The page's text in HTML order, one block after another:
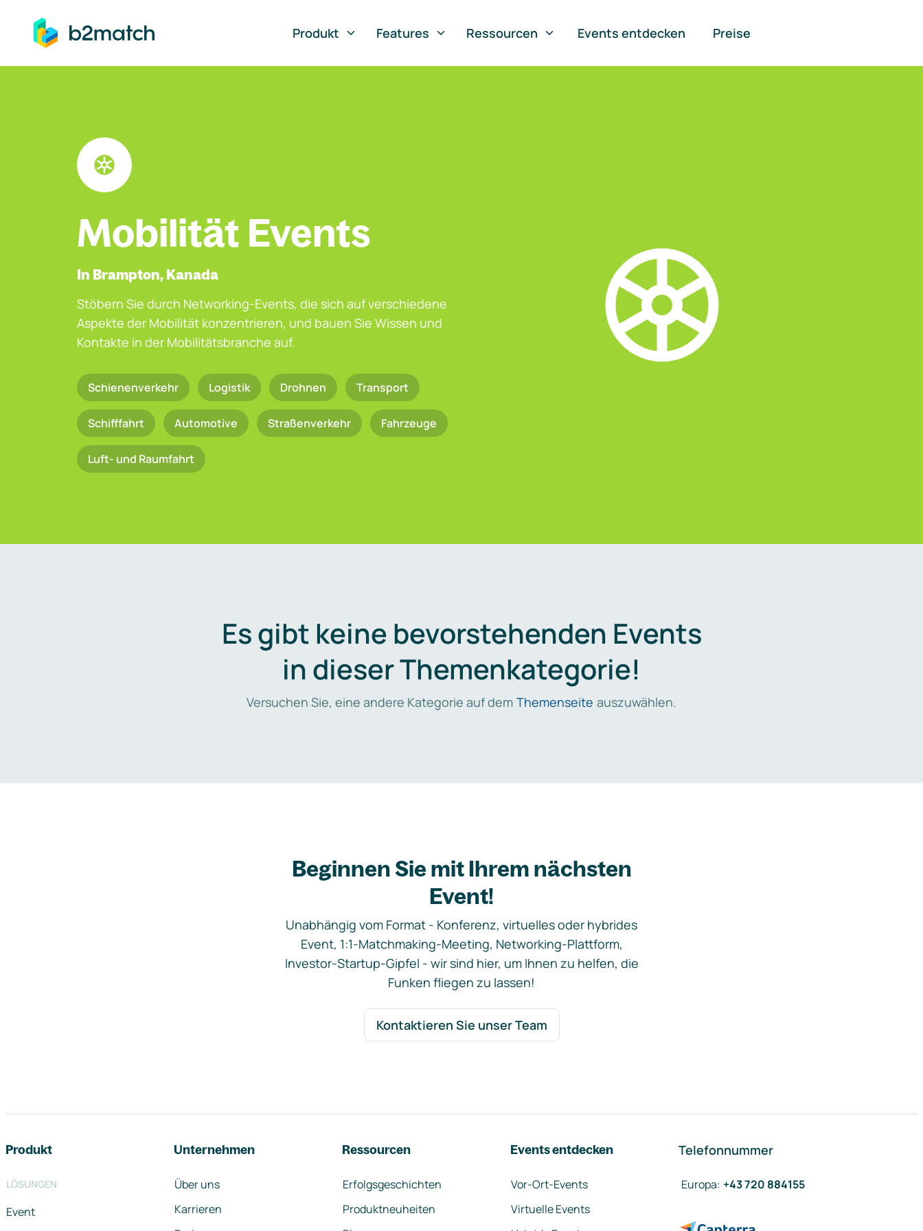
springen
Produkt
Features Ressourcen Events entdecken Preise
Mobilität Events
In Brampton, Kanada
Stöbern Sie durch Networking-Events, die sich auf verschiedene
Aspekte der Mobilität konzentrieren, und bauen Sie Wissen und
Kontakte in der Mobilitätsbranche auf.
Schienenverkehr Logistik Drohnen Transport
Schifffahrt Automotive Straßenverkehr Fahrzeuge
Luft- und Raumfahrt
Es gibt keine bevorstehenden Events
in dieser Themenkategorie!
Versuchen Sie, eine andere Kategorie auf dem Themenseite auszuwählen.
Beginnen Sie mit Ihrem nächsten
Event!
Unabhängig vom Format - Konferenz, virtuelles oder hybrides
Event, 1:1-Matchmaking-Meeting, Networking-Plattform,
Investor-Startup-Gipfel - wir sind hier, um Ihnen zu helfen, die
Funken fliegen zu lassen!
Kontaktieren Sie unser Team
Produkt
LÖSUNGEN
Event
Unternehmen
Über uns
Karrieren
Ressourcen
Erfolgsgeschichten
Produktneuheiten
Events entdecken
Vor-Ort-Events
Virtuelle Events
Telefonnummer
Europa: +43 720 884155